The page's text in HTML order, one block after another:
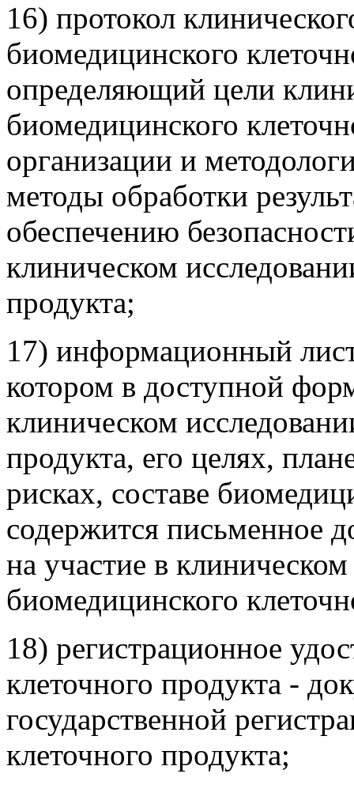
16) протокол
биомедицинского
определяющий цели
биомедицинского
организации и
методы обработки
обеспечению
клиническом
продукта;
17) информационный
котором в доступной
клиническом
продукта, его целях,
рисках, составе
содержится письменное
на участие в
биомедицинского
18) регистрационное
клеточного продукта -
государственной
клеточного продукта;